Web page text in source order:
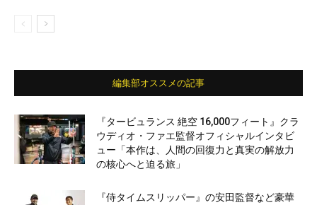
編集部オススメの記事
『タービュランス 絶空 16,000フィート』クラ
ウディオ・ファエ監督オフィシャルインタビ
ュー「本作は、人間の回復力と真実の解放力
の核心へと迫る旅」
『侍タイムスリッパー』の安田監督など豪華